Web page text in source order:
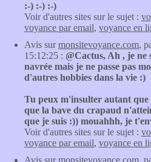
:-) :-) :-)
Voir d'autres sites sur le sujet :
voyance par email, voyance en
Avis surmonsitevoyance.com,
15:12:25 : @Cactus, Ah , je ne
navrée mais je ne passe pas
d'autres hobbies dans la vie :)
Tu peux m'insulter autant que
que la bave du crapaud
que je suis :)) mouahhh, je
Voir d'autres sites sur le sujet :
voyance par email, voyance en
Avis surmonsitevoyance.com,